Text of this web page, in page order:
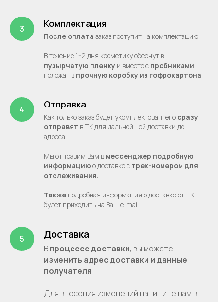
Комплектация
После оплата заказ поступит на комплектацию.
В течение 1-2 дня косметику обернут в
пузырчатую пленку и вместе с пробниками
положат в прочную коробку из гофрокартона.
Отправка
Как только заказ будет укомплектован, его сразу
отправят в ТК для дальнейшей доставки до
адреса.
Мы отправим Вам в мессенджер подробную
информацию о доставке с трек-номером для
отслеживания.
Также подробная информация о доставке от ТК
будет приходить на Ваш e-mail!
Доставка
Впроцессе доставки, вы можете
изменить адрес доставки и данные
получателя.
Для внесения изменений напишите нам в